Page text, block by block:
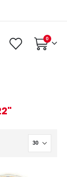
Warenkorb
0Artikel